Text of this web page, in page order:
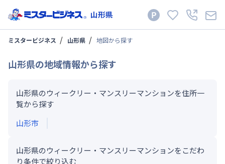
山形県
ミスタービジネス 山形県 地図から探す
山形県の地域情報から探す
山形県のウィークリー・マンスリーマンションを住所一
覧から探す
山形市
山形県のウィークリー・マンスリーマンションをこだわ
り条件で絞り込む